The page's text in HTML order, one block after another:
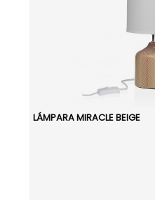
LÁMPARA MIRACLE BEIGE